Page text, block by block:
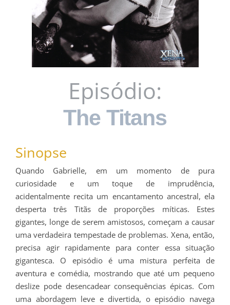
Episódio:
The Titans
Sinopse
Quando Gabrielle, em um momento de pura
curiosidade e um toque de imprudência,
acidentalmente recita um encantamento ancestral, ela
desperta três Titãs de proporções míticas. Estes
gigantes, longe de serem amistosos, começam a causar
uma verdadeira tempestade de problemas. Xena, então,
precisa agir rapidamente para conter essa situação
gigantesca. O episódio é uma mistura perfeita de
aventura e comédia, mostrando que até um pequeno
deslize pode desencadear consequências épicas. Com
uma abordagem leve e divertida, o episódio navega